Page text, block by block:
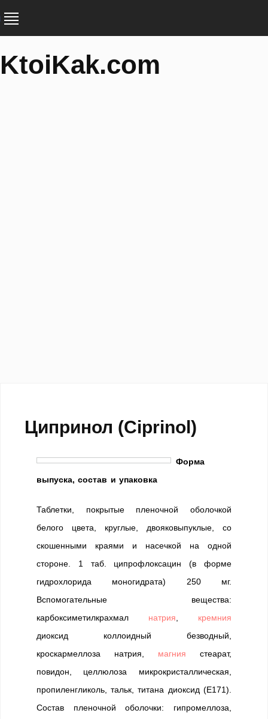
KtoiKak.com
Ципринол (Ciprinol)
Форма
выпуска, состав и упаковка
Таблетки, покрытые пленочной оболочкой
белого цвета, круглые, двояковыпуклые, со
скошенными краями и насечкой на одной
стороне. 1 таб. ципрофлоксацин (в форме
гидрохлорида моногидрата) 250 мг.
Вспомогательные вещества:
карбоксиметилкрахмал натрия
кремния
диоксид коллоидный безводный,
кроскармеллоза натрия, магния стеарат,
повидон, целлюлоза микрокристаллическая,
пропиленгликоль, тальк, титана диоксид (Е171).
Состав пленочной оболочки: гипромеллоза,